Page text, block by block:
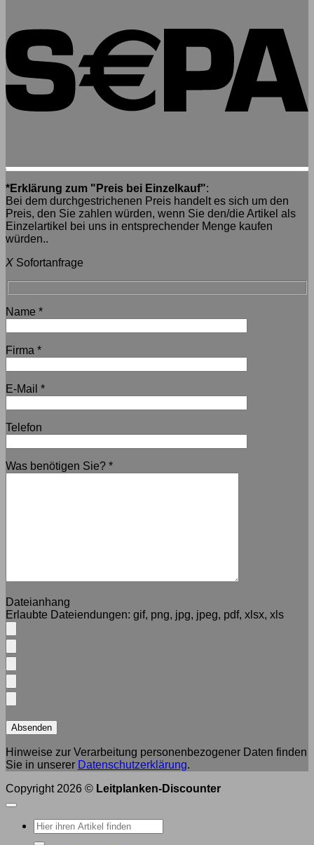
*Erklärung zum "Preis bei Einzelkauf":
Bei dem durchgestrichenen Preis handelt es sich um den
Preis, den Sie zahlen würden, wenn Sie den/die Artikel als
Einzelartikel bei uns in entsprechender Menge kaufen
würden..
X Sofortanfrage
Name *
Firma *
E-Mail *
Telefon
Was benötigen Sie? *
Dateianhang
Erlaubte Dateiendungen: gif, png, jpg, jpeg, pdf, xlsx, xls
Hinweise zur Verarbeitung personenbezogener Daten finden
Sie in unserer Datenschutzerklärung.
Copyright 2026 © Leitplanken-Discounter
Suche
nach: